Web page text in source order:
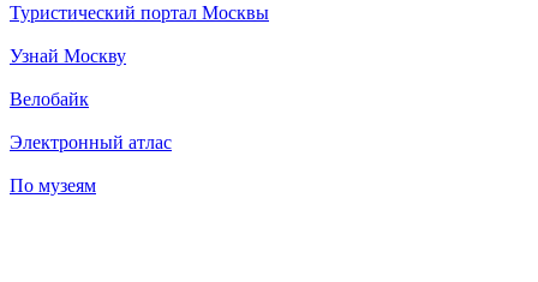
Туристический портал Москвы
Узнай Москву
Велобайк
Электронный атлас
По музеям